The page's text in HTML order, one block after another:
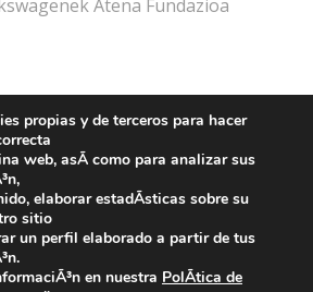
Atena Fundazioa
privacidad Política de cookies
propias y de terceros para hacer
web, asÃ­ como para analizar sus
elaborar estadÃ­sticas sobre su
sitio
un perfil elaborado a partir de tus
en nuestra PolÃ­tica de